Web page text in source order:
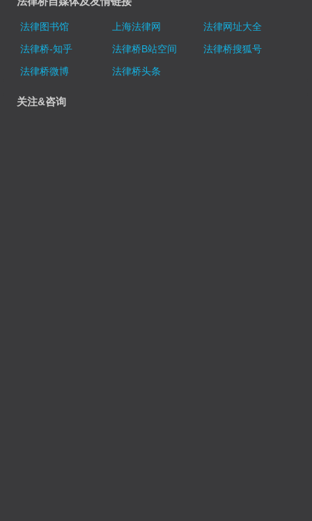
法律图书馆 上海法律网
法律网址大全
法律桥-知乎
法律桥B站空间
法律桥搜狐号
法律桥微博
法律桥头条
关注&咨询